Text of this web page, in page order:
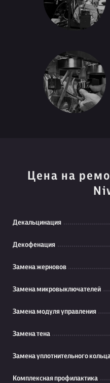
Цена на
Декальцинация
Декофенация
Замена жерновов
Замена микровыключателей
Замена модуля управления
Замена тена
Замена уплотнительного
Комплексная профилактика